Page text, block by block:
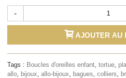
-
AJOUTER AU
Tags : Boucles d'oreilles enfant tortue
allo bijoux allo-bijoux bagues colliers